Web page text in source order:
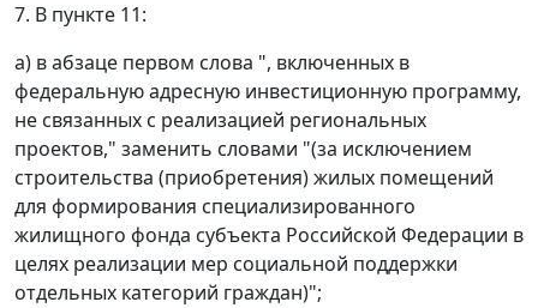
7. В пункте 11:
а) в абзаце первом слова ", включенных в
федеральную адресную инвестиционную программу,
не связанных с реализацией региональных
проектов," заменить словами "(за исключением
строительства (приобретения) жилых помещений
для формирования специализированного
жилищного фонда субъекта Российской Федерации в
целях реализации мер социальной поддержки
отдельных категорий граждан)";